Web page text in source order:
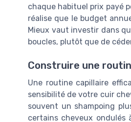
chaque habituel prix payé
réalise que le budget
Mieux vaut investir dans
boucles, plutôt que de
Construire une
Une routine capillaire
sensibilité de votre cuir
souvent un shampoing
certains cheveux ondulés